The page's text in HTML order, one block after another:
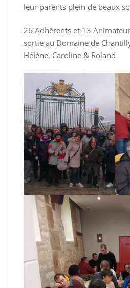
leur parents plein de beaux
26 Adhérents et 13
sortie au Domaine de
Hélène, Caroline & Roland